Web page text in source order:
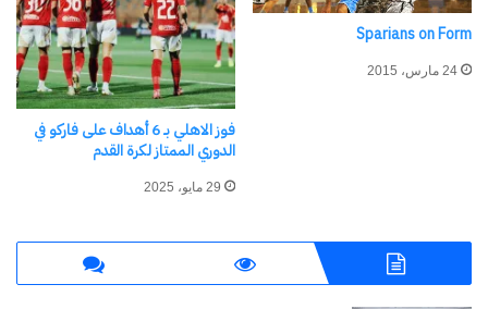
شارك هذا الموضوع:
Sparians on Form
24 مارس، 2015
فوز الاهلي بـ 6 أهداف على فاركو في
الدوري الممتاز لكرة القدم
29 مايو، 2025